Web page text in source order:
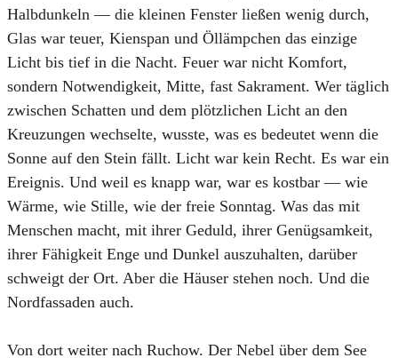
Halbdunkeln — die kleinen Fenster ließen wenig durch,
Glas war teuer, Kienspan und Öllämpchen das einzige
Licht bis tief in die Nacht. Feuer war nicht Komfort,
sondern Notwendigkeit, Mitte, fast Sakrament. Wer täglich
zwischen Schatten und dem plötzlichen Licht an den
Kreuzungen wechselte, wusste, was es bedeutet wenn die
Sonne auf den Stein fällt. Licht war kein Recht. Es war ein
Ereignis. Und weil es knapp war, war es kostbar — wie
Wärme, wie Stille, wie der freie Sonntag. Was das mit
Menschen macht, mit ihrer Geduld, ihrer Genügsamkeit,
ihrer Fähigkeit Enge und Dunkel auszuhalten, darüber
schweigt der Ort. Aber die Häuser stehen noch. Und die
Nordfassaden auch.
Von dort weiter nach Ruchow. Der Nebel über dem See